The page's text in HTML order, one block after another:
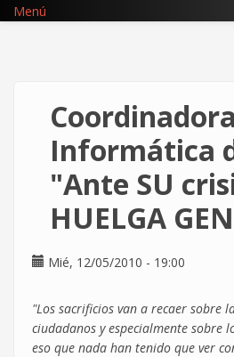
Pasar
Menú
Coordinadora
Informática
"Ante SU
HUELGA
Mié, 12/05/2010 - 19:00
"Los sacrificios van a recaer sobre
ciudadanos y especialmente sobre
eso que nada han tenido que ver